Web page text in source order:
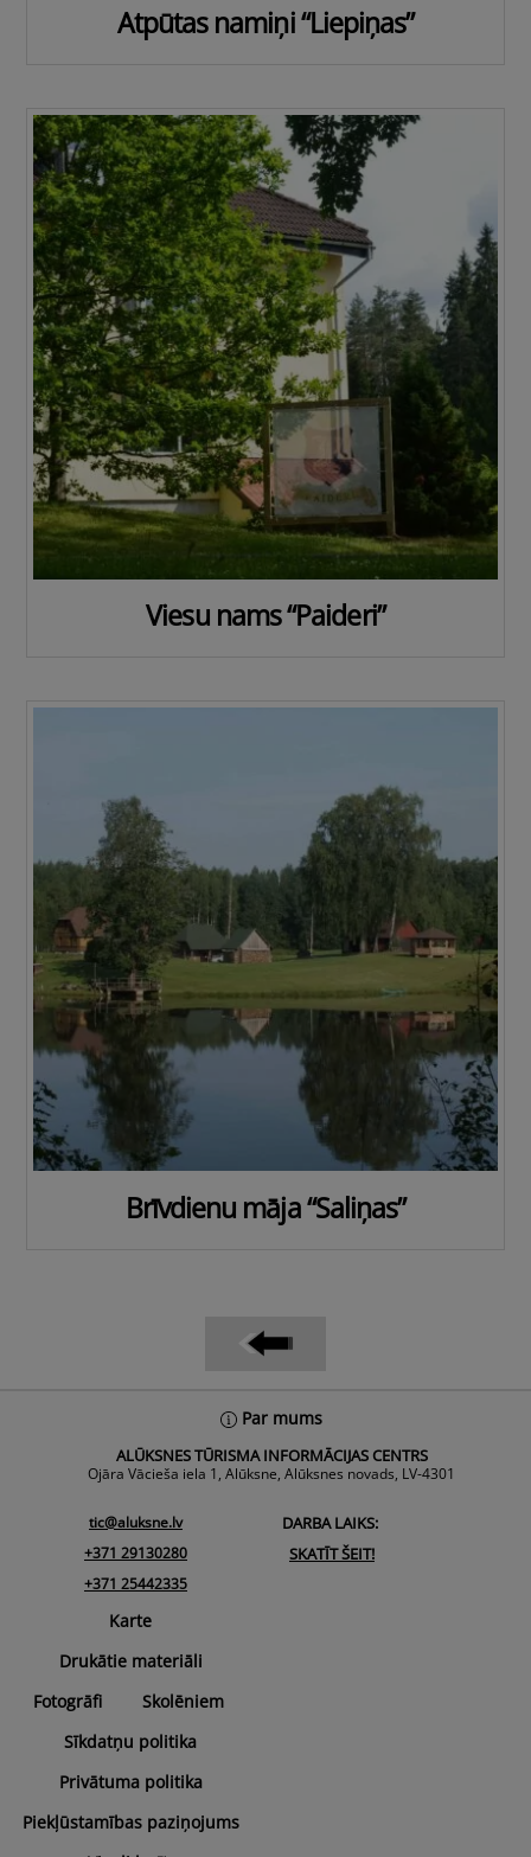
Atpūtas namiņi “Liepiņas”
Viesu nams “Paideri”
Brīvdienu māja “Saliņas”
Par mums
ALŪKSNES TŪRISMA INFORMĀCIJAS CENTRS
Ojāra Vācieša iela 1, Alūksne, Alūksnes novads, LV-4301
tic@aluksne.lv
+371 29130280
+371 25442335
DARBA LAIKS:
SKATĪT ŠEIT!
Karte
Drukātie materiāli
Fotogrāfi
Skolēniem
Sīkdatņu politika
Privātuma politika
Piekļūstamības paziņojums